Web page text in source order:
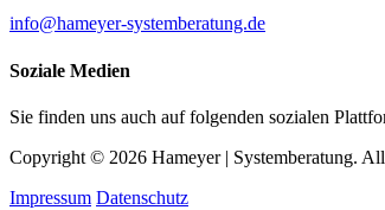
info@hameyer-systemberatung.de
Soziale Medien
Sie finden uns auch auf folgenden sozialen
Copyright © 2026 Hameyer | Systemberatung.
Impressum Datenschutz